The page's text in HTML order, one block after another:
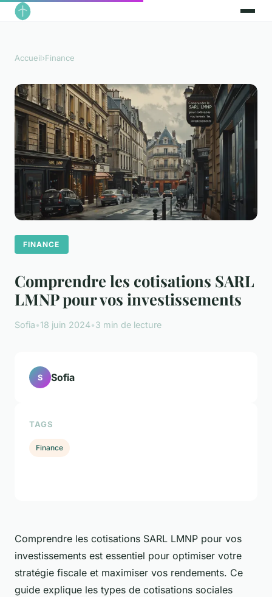
Accueil›Finance
FINANCE
Comprendre les cotisations SARL
LMNP pour vos investissements
Sofia•18 juin 2024•3 min de lecture
Comprendre les cotisations SARL LMNP pour vos
investissements est essentiel pour optimiser votre
stratégie fiscale et maximiser vos rendements. Ce
guide explique les types de cotisations sociales
S Sofia
TAGS
Finance